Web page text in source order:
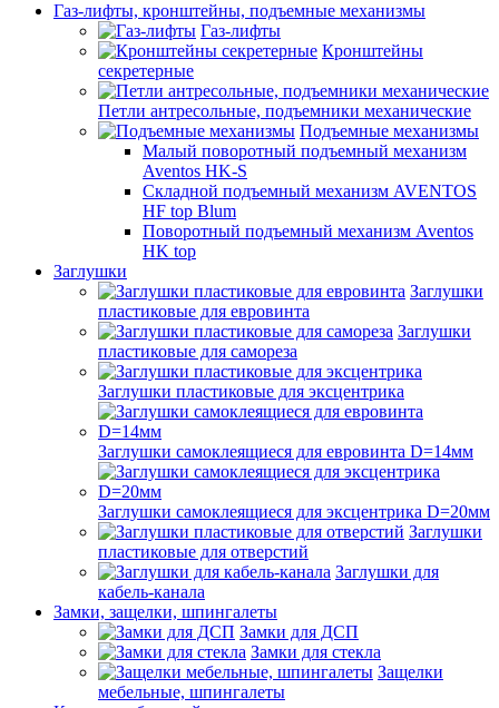
Газ-лифты, кронштейны, подъемные механизмы
Газ-лифты
Кронштейны
секретерные
Петли антресольные, подъемники механические
Подъемные механизмы
Малый поворотный подъемный механизм
Aventos HK-S
Складной подъемный механизм AVENTOS
HF top Blum
Поворотный подъемный механизм Aventos
HK top
Заглушки
Заглушки
пластиковые для евровинта
Заглушки
пластиковые для самореза
Заглушки пластиковые для эксцентрика
Заглушки самоклеящиеся для евровинта D=14мм
Заглушки самоклеящиеся для эксцентрика D=20мм
Заглушки
пластиковые для отверстий
Заглушки для
кабель-канала
Замки, защелки, шпингалеты
Замки для ДСП
Замки для стекла
Защелки
мебельные, шпингалеты